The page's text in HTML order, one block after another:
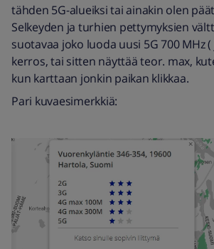
tähden 5G-alueiksi tai ainakin olen
Selkeyden ja turhien pettymyksien
suotavaa joko luoda uusi 5G 700 MHz
kerros, tai sitten näyttää teor. max,
kun karttaan jonkin paikan klikkaa.
Pari kuvaesimerkkiä: